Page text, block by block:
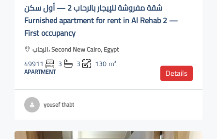
شقة مفروشة للإيجار بالرحاب 2 — أول سكن
Furnished apartment for rent in Al Rehab 2 —
First occupancy
الرحاب، Second New Cairo, Egypt
49911 3 3 130m²
APARTMENT Details
yousef thabt